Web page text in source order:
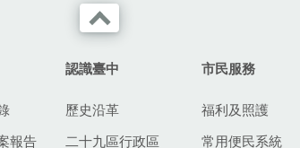
報告
認識臺中
歷史沿革
二十九區行政區
市民服務
福利及照護
常用便民系統